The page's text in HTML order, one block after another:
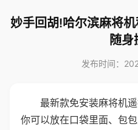
妙手回胡!哈尔滨麻将
随身
发布时间：
最新款免安装麻将机
你可以放在口袋里面、包